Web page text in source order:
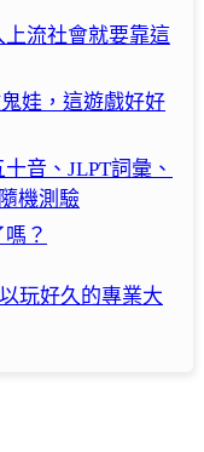
流社會就要靠這
娃，這遊戲好好
音、JLPT詞彙、
機測驗
？
玩好久的專業大